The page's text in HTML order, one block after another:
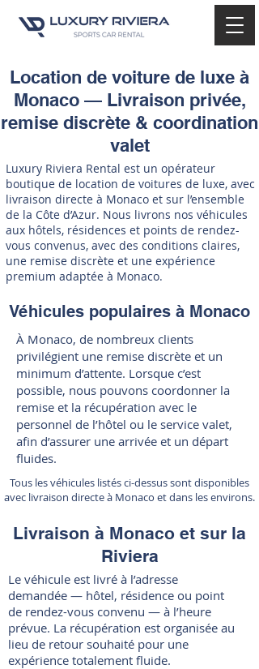
Location de voiture de luxe à
Monaco — Livraison privée,
remise discrète & coordination
valet
Luxury Riviera Rental est un opérateur
boutique de location de voitures de luxe, avec
livraison directe à Monaco et sur l’ensemble
de la Côte d’Azur. Nous livrons nos véhicules
aux hôtels, résidences et points de rendez-
vous convenus, avec des conditions claires,
une remise discrète et une expérience
premium adaptée à Monaco.
Véhicules populaires à Monaco
À Monaco, de nombreux clients
privilégient une remise discrète et un
minimum d’attente. Lorsque c’est
possible, nous pouvons coordonner la
remise et la récupération avec le
personnel de l’hôtel ou le service valet,
afin d’assurer une arrivée et un départ
fluides.
Tous les véhicules listés ci-dessus sont disponibles
avec livraison directe à Monaco et dans les environs.
Livraison à Monaco et sur la
Riviera
Le véhicule est livré à l’adresse
demandée — hôtel, résidence ou point
de rendez-vous convenu — à l’heure
prévue. La récupération est organisée au
lieu de retour souhaité pour une
expérience totalement fluide.